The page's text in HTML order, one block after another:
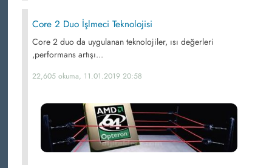
Core 2 Duo İşlmeci Teknolojisi
Core 2 duo da uygulanan teknolojiler, ısı değerleri
,performans artışı...
22,605 okuma, 11.01.2019 20:58